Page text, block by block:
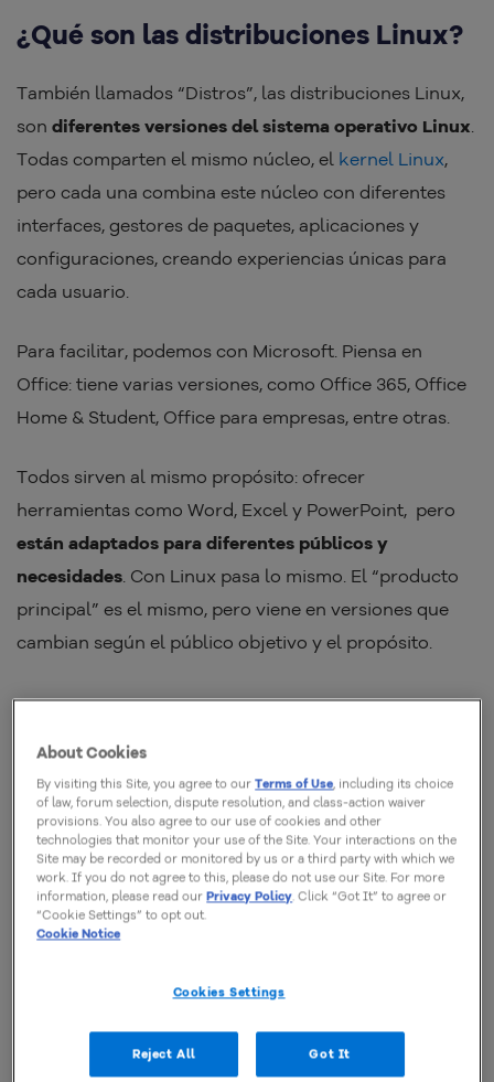
¿Qué son las distribuciones Linux?
También llamados “Distros”, las distribuciones Linux,
son diferentes versiones del sistema operativo Linux.
Todas comparten el mismo núcleo, el kernel Linux,
pero cada una combina este núcleo con diferentes
interfaces, gestores de paquetes, aplicaciones y
configuraciones, creando experiencias únicas para
cada usuario.
Para facilitar, podemos con Microsoft. Piensa en
Office: tiene varias versiones, como Office 365, Office
Home & Student, Office para empresas, entre otras.
Todos sirven al mismo propósito: ofrecer
herramientas como Word, Excel y PowerPoint, pero
están adaptados para diferentes públicos y
necesidades. Con Linux pasa lo mismo. El “producto
principal” es el mismo, pero viene en versiones que
cambian según el público objetivo y el propósito.
About Cookies
By visiting this Site, you agree to ourTerms of Use, including its choice
of law, forum selection, dispute resolution, and class-action waiver
provisions. You also agree to our use of cookies and other
technologies that monitor your use of the Site. Your interactions on the
Site may be recorded or monitored by us or a third party with which we
work. If you do not agree to this, please do not use our Site. For more
information, please read ourPrivacy Policy. Click “Got It” to agree or
“Cookie Settings” to opt out.
Cookie Notice
Cookies Settings
Reject All Got It